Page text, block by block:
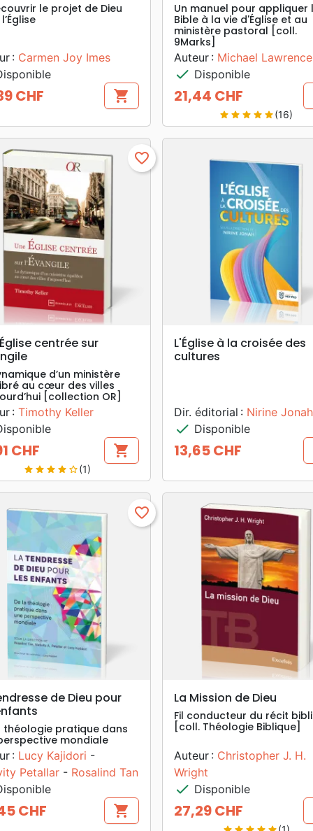
le projet de Dieu
: Carmen Joy Imes
CHF shopping_cart
Un manuel pour appliquer
Bible à la vie d'Église et au
ministère pastoral [coll.
9Marks]
Auteur : Michael Lawrence
check Disponible
Prix
21,44 CHF
star star star star star(16)
search APERÇU RAPIDE
favorite_border
centrée sur
d’un ministère
au cœur des villes
[collection OR]
: Timothy Keller
CHF shopping_cart
star star star star star_border(1)
searchAPERÇU RAPIDE
L'Église à la croisée des
cultures
Dir. éditorial : Nirine Jonah
check Disponible
Prix
13,65 CHF
search APERÇU RAPIDE
favorite_border
de Dieu pour
théologie pratique dans
mondiale
: Lucy Kajidori -
Petallar - Rosalind Tan
CHF shopping_cart
search APERÇU RAPIDE
La Mission de Dieu
Fil conducteur du récit
[coll. Théologie Biblique]
Auteur : Christopher J. H.
Wright
check Disponible
Prix
27,29 CHF